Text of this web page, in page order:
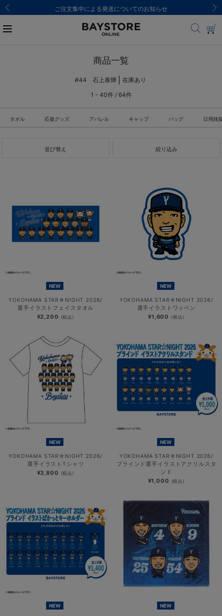
ご注文集中による発送についてのお知らせ
商品一覧
#44 石上泰輝
在庫あり
1 - 40件 / 64件
タオル 応援グッズ アパレル キャップ バッグ 日用雑
並び替え 絞り込み
NEW
YOKOHAMA STAR☆NIGHT 2026/
選手イラストフェイスタオル
¥2,200 (税込)
NEW
YOKOHAMA STAR☆NIGHT 2026/
選手イラストワッペン
¥1,600 (税込)
NEW
YOKOHAMA STAR☆NIGHT 2026/
選手イラストTシャツ
¥3,800 (税込)
NEW
YOKOHAMA STAR☆NIGHT 2026/
ブラインド選手イラストアクリルスタ
ンド
¥1,000 (税込)
NEW NEW